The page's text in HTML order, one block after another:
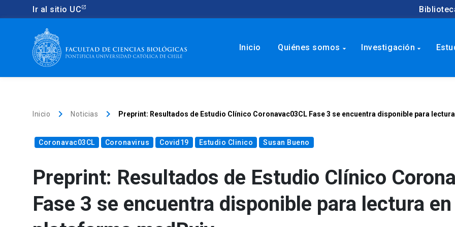
Ir al sitio UC
Inicio Quiénes somos arrow_drop_down Investigación arrow_drop_down
Inicio keyboard_arrow_right Noticias keyboard_arrow_right Preprint: Resultados de Estudio Clínico Coronavac03CL Fase 3 se encuentra disponible para
Coronavac03CL Coronavirus Covid19 Estudio Clinico Susan Bueno
Preprint: Resultados de Estudio Clínico
Fase 3 se encuentra disponible para lectura en